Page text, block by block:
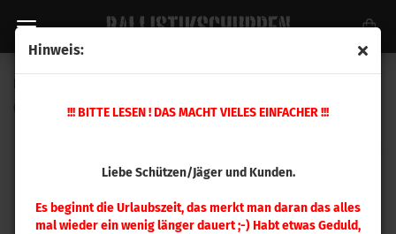
Hinweis:
!!! BITTE LESEN ! DAS MACHT VIELES EINFACHER !!!
Liebe Schützen/Jäger und Kunden.
Es beginnt die Urlaubszeit, das merkt man daran das alles
mal wieder ein wenig länger dauert ;-) Habt etwas Geduld,
30786)